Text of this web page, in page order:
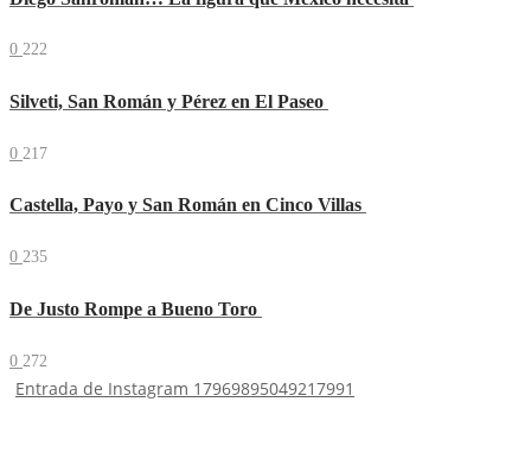
0 222
Silveti, San Román y Pérez en El Paseo
0 217
Castella, Payo y San Román en Cinco Villas
0 235
De Justo Rompe a Bueno Toro
0 272
Entrada de Instagram 17969895049217991